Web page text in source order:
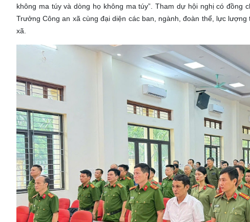
không ma túy và dòng họ không ma túy”. Tham dự hội nghị có đồng
Trưởng Công an xã cùng đại diện các ban, ngành, đoàn thể, lực
xã.